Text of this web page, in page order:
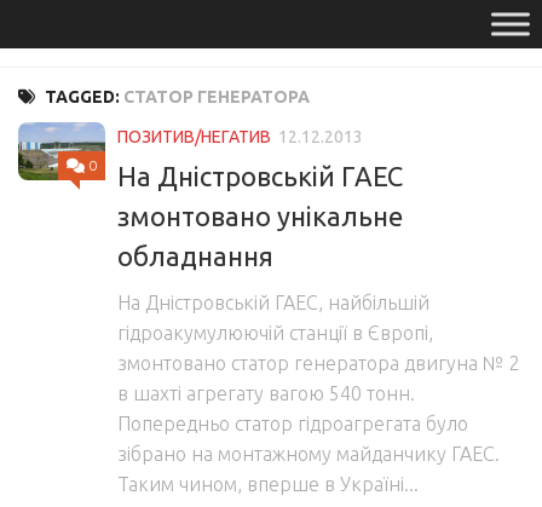
TAGGED: СТАТОР ГЕНЕРАТОРА
0
ПОЗИТИВ/НЕГАТИВ 12.12.2013
На Дністровській ГАЕС
змонтовано унікальне
обладнання
На Дністровській ГАЕС, найбільшій
гідроакумулюючій станції в Європі,
змонтовано статор генератора двигуна № 2
в шахті агрегату вагою 540 тонн.
Попередньо статор гідроагрегата було
зібрано на монтажному майданчику ГАЕС.
Таким чином, вперше в Україні...